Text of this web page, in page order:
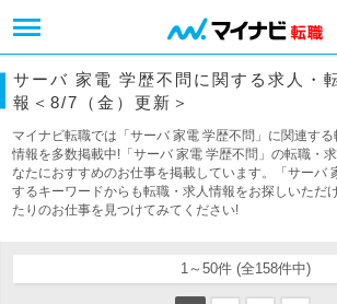
サーバ 家電 学歴不問に関する求人・
報＜8/7（金）更新＞
マイナビ転職では「サーバ 家電 学歴不問」に関連す
情報を多数掲載中!「サーバ 家電 学歴不問」の転職・
なたにおすすめのお仕事を掲載しています。「サーバ
するキーワードからも転職・求人情報をお探しいただ
たりのお仕事を見つけてみてください!
1～50件 (全158件中)